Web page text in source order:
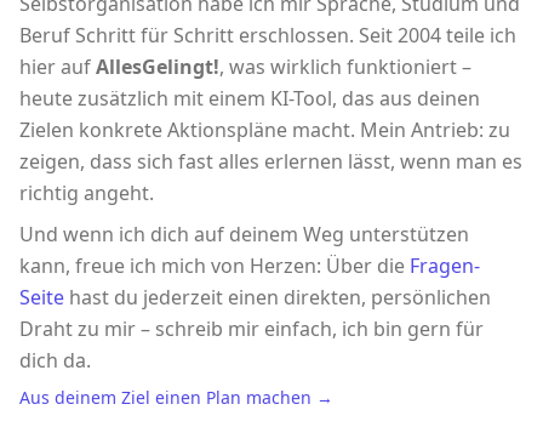
Beruf Schritt für Schritt erschlossen. Seit 2004 teile ich
hier aufAllesGelingt!, was wirklich funktioniert –
heute zusätzlich mit einem KI-Tool, das aus deinen
Zielen konkrete Aktionspläne macht. Mein Antrieb: zu
zeigen, dass sich fast alles erlernen lässt, wenn man es
richtig angeht.
Und wenn ich dich auf deinem Weg unterstützen
kann, freue ich mich von Herzen: Über die Fragen-
Seite hast du jederzeit einen direkten, persönlichen
Draht zu mir – schreib mir einfach, ich bin gern für
dich da.
Aus deinem Ziel einen Plan machen →